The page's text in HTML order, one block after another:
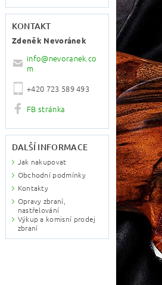
KONTAKT
Zdeněk Nevoránek
info@nevoranek.co
m
+420 723 589 493
FB stránka
DALŠÍ INFORMACE
Jak nakupovat
Obchodní podmínky
Kontakty
Opravy zbraní,
nastřelování
Výkup a komisní prodej
zbraní